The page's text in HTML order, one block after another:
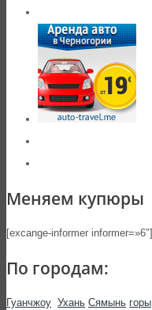
Меняем купюры
[excange-informer informer=»6″]
По городам:
Гуанчжоу Ухань Сямынь горы